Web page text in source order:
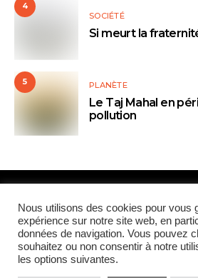
4
SOCIÉTÉ
Si meurt la
5 PLANÈTE
Le Taj Mahal en
pollution
Paris Global Forum
QUI SOMMES-NOUS
MENTIONS LÉGALES
Nous utilisons des cookies pour vous
expérience sur notre site web, en
données de navigation. Vous pouvez
souhaitez ou non consentir à notre
les options suivantes.